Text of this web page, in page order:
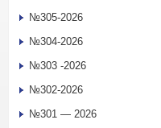
№305-2026
№304-2026
№303 -2026
№302-2026
№301 — 2026